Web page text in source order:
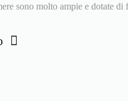
sono molto ampie e dotate